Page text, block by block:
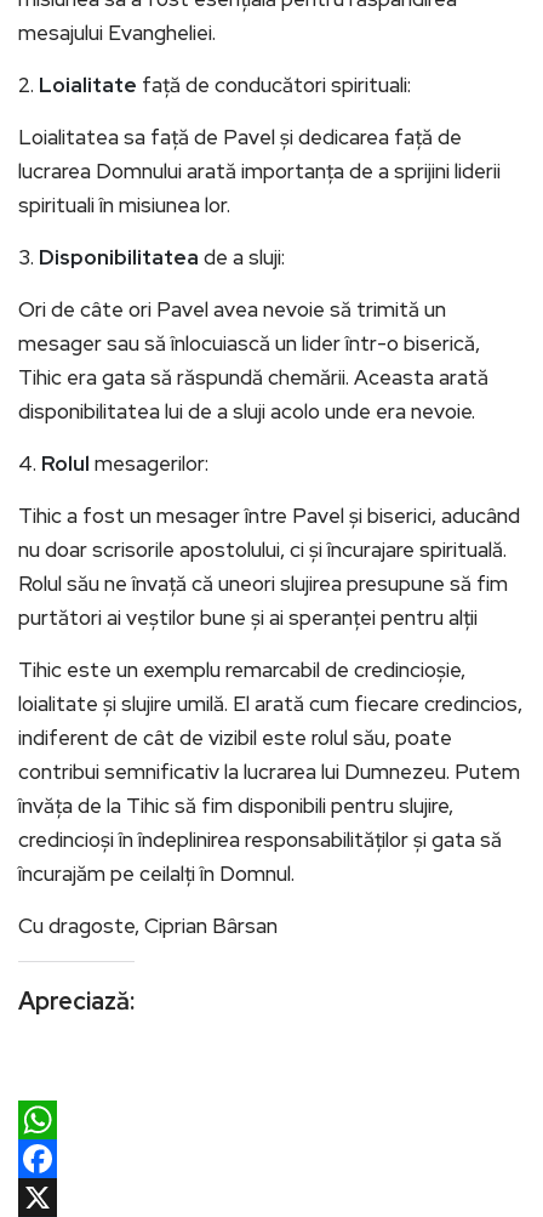
mesajului Evangheliei.
2. Loialitate față de conducători spirituali:
Loialitatea sa față de Pavel și dedicarea față de
lucrarea Domnului arată importanța de a sprijini liderii
spirituali în misiunea lor.
3. Disponibilitatea de a sluji:
Ori de câte ori Pavel avea nevoie să trimită un
mesager sau să înlocuiască un lider într-o biserică,
Tihic era gata să răspundă chemării. Aceasta arată
disponibilitatea lui de a sluji acolo unde era nevoie.
4. Rolul mesagerilor:
Tihic a fost un mesager între Pavel și biserici, aducând
nu doar scrisorile apostolului, ci și încurajare spirituală.
Rolul său ne învață că uneori slujirea presupune să fim
purtători ai veștilor bune și ai speranței pentru alții
Tihic este un exemplu remarcabil de credincioșie,
loialitate și slujire umilă. El arată cum fiecare credincios,
indiferent de cât de vizibil este rolul său, poate
contribui semnificativ la lucrarea lui Dumnezeu. Putem
învăța de la Tihic să fim disponibili pentru slujire,
credincioși în îndeplinirea responsabilităților și gata să
încurajăm pe ceilalți în Domnul.
Cu dragoste, Ciprian Bârsan
Apreciază:
WhatsApp
Facebook